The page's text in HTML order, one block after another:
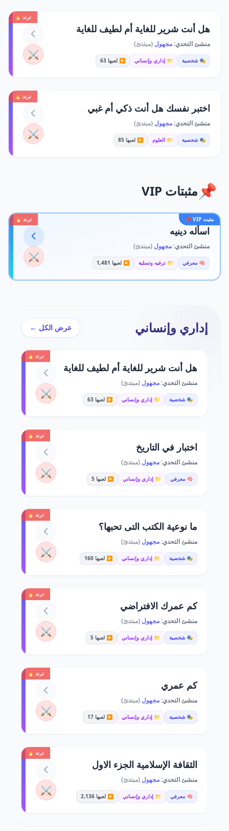
ترند 🔥
هل أنت شرير للغاية أم لطيف للغاية
منشئ التحدي:مجهول (مبتدئ)
🎭 شخصية 📁 إداري وإنساني ▶️ لعبها 63 ⚔️
ترند 🔥
اختبر نفسك هل أنت ذكي أم غبي
منشئ التحدي:مجهول (مبتدئ)
🎭 شخصية 📁 العلوم ▶️ لعبها 85 ⚔️
📌 مثبتات VIP
مثبت VIP 📌 ترند 🔥
اسأله دينيه
منشئ التحدي:مجهول (مبتدئ)
🧠 معرفي 📁 ترفيه وتسلية ▶️ لعبها 1,481 ⚔️
إداري وإنساني عرض الكل ←
ترند 🔥
هل أنت شرير للغاية أم لطيف للغاية
منشئ التحدي:مجهول (مبتدئ)
🎭 شخصية 📁 إداري وإنساني ▶️ لعبها 63 ⚔️
ترند 🔥
اختبار في التاريخ
منشئ التحدي:مجهول (مبتدئ)
🧠 معرفي 📁 إداري وإنساني ▶️ لعبها 5 ⚔️
ترند 🔥
ما نوعية الكتب التى تحبها؟
منشئ التحدي:مجهول (مبتدئ)
🎭 شخصية 📁 إداري وإنساني ▶️ لعبها 160 ⚔️
ترند 🔥
كم عمرك الافتراضي
منشئ التحدي:مجهول (مبتدئ)
🎭 شخصية 📁 إداري وإنساني ▶️ لعبها 5 ⚔️
ترند 🔥
كم عمري
منشئ التحدي:مجهول (مبتدئ)
🎭 شخصية 📁 إداري وإنساني ▶️ لعبها 17 ⚔️
ترند 🔥
الثقافة الإسلامية الجزء الاول
منشئ التحدي:مجهول (مبتدئ)
🧠 معرفي 📁 إداري وإنساني ▶️ لعبها 2,136 ⚔️